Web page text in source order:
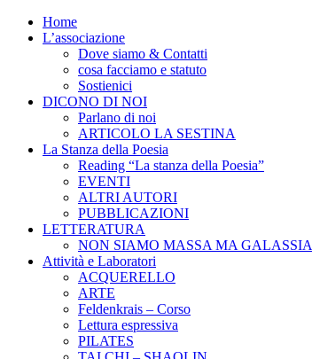
Home
L’associazione
Dove siamo & Contatti
cosa facciamo e statuto
Sostienici
DICONO DI NOI
Parlano di noi
ARTICOLO LA SESTINA
La Stanza della Poesia
Reading “La stanza della Poesia”
EVENTI
ALTRI AUTORI
PUBBLICAZIONI
LETTERATURA
NON SIAMO MASSA MA GALASSIA
Attività e Laboratori
ACQUERELLO
ARTE
Feldenkrais – Corso
Lettura espressiva
PILATES